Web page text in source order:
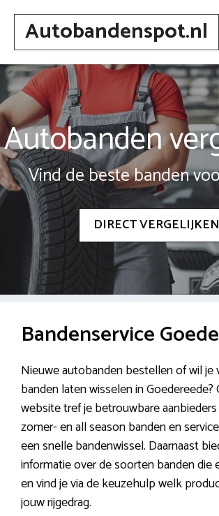
Spring
inhoudAutobandenspot.nl
Autobanden
Vind de beste banden
DIRECT VERGELIJKEN
Bandenservice
Nieuwe autobanden bestellen of wil je
banden laten wisselen in Goedereede?
website tref je betrouwbare
zomer- en all season banden en
een snelle bandenwissel. Daarnaast
informatie over de soorten banden die
en vind je via de keuzehulp welk
jouw rijgedrag.